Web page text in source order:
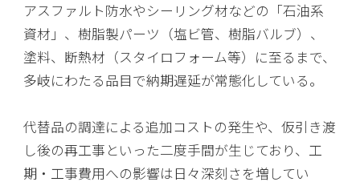
アスファルト防水やシーリング材などの「石油系
資材」、樹脂製パーツ（塩ビ管、樹脂バルブ）、
塗料、断熱材（スタイロフォーム等）に至るまで、
多岐にわたる品目で納期遅延が常態化している。
代替品の調達による追加コストの発生や、仮引き渡
し後の再工事といった二度手間が生じており、工
期・工事費用への影響は日々深刻さを増してい